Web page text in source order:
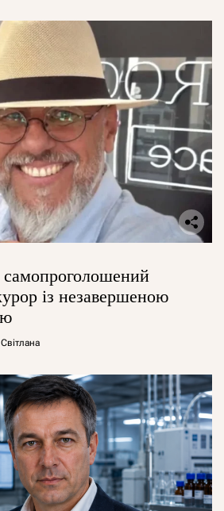
із незавершеною